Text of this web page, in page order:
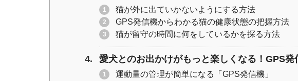
猫が外に出ていかないようにする方法
GPS発信機からわかる猫の健康状態の把握方法
猫が留守の時間に何をしているかを探る方法
愛犬とのお出かけがもっと楽しくなる！GPS発
運動量の管理が簡単になる「GPS発信機」